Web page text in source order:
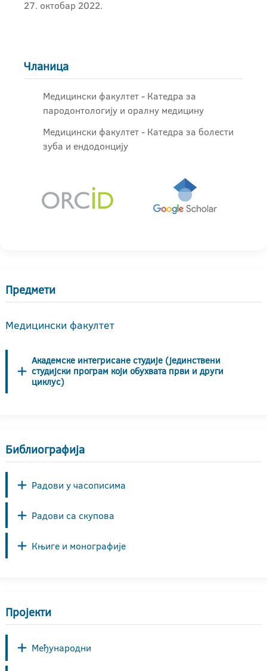
27. октобар 2022.
Чланица
Медицински факултет - Катедра за
пародонтологију и оралну медицину
Медицински факултет - Катедра за болести
зуба и ендодонцију
Предмети
Медицински факултет
Академске интегрисане студије (јединствени
студијски програм који обухвата први и други
циклус)
Библиографија
Радови у часописима
Радови са скупова
Књиге и монографије
Пројекти
Међународни